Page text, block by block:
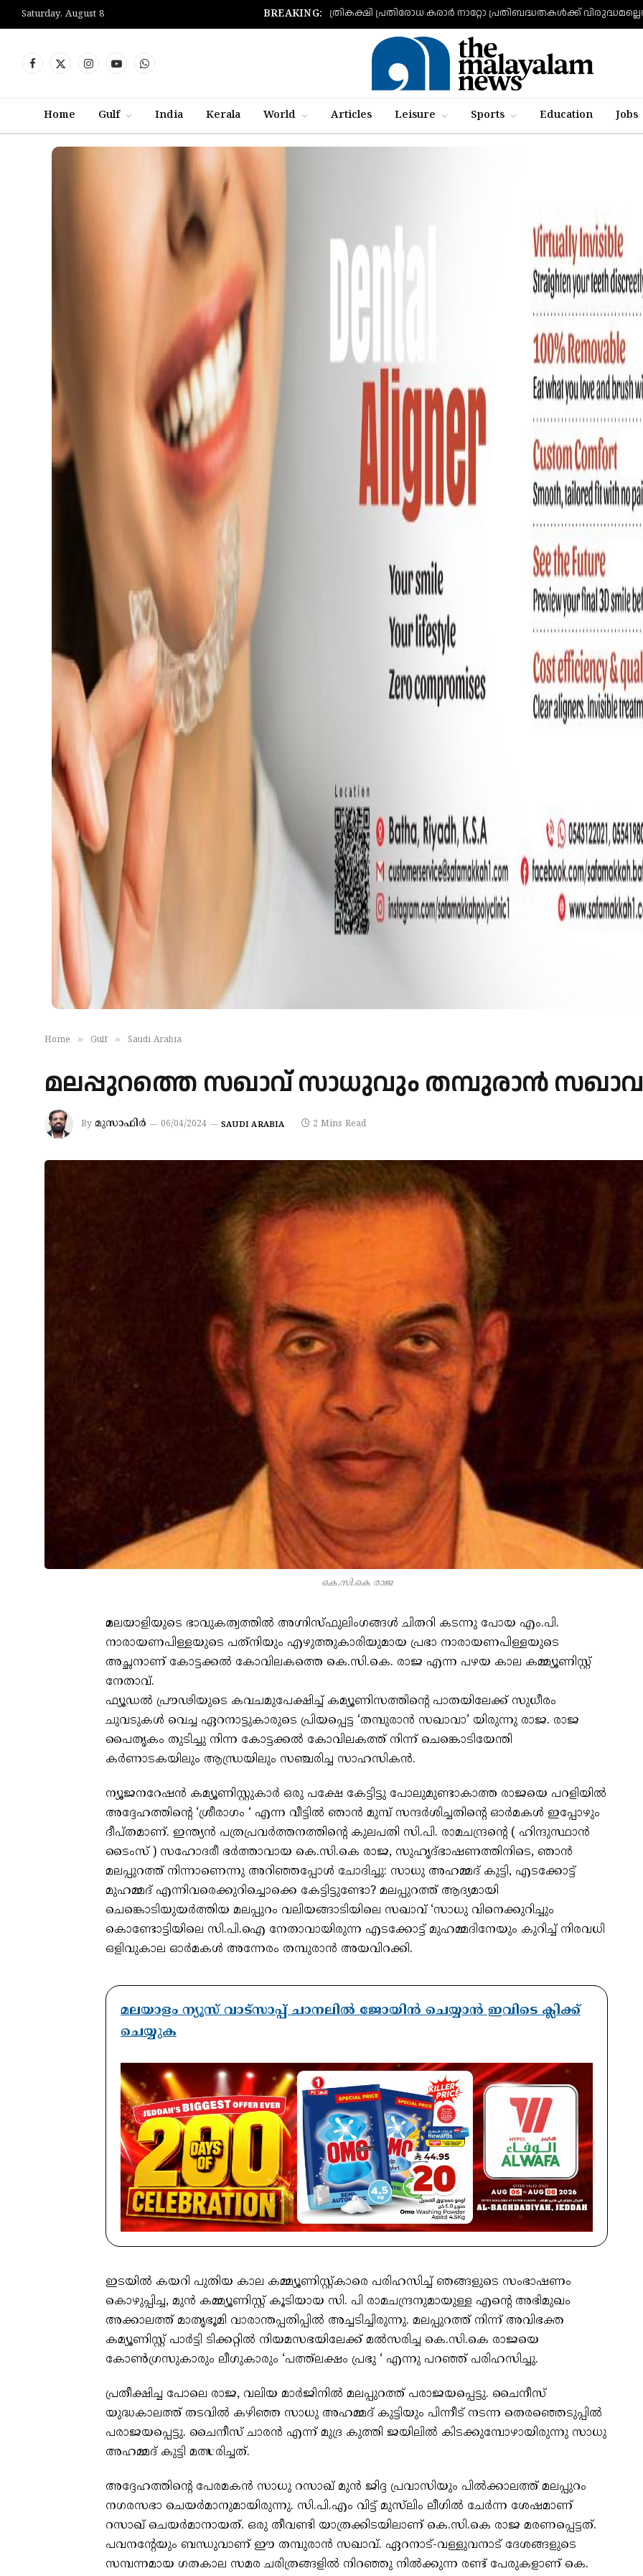
Saturday, August 8 BREAKING: ത്രികക്ഷി പ്രതിരോധ കരാര്‍ നാറ്റോ പ്രതിബദ്ധതകള്‍ക്ക്
Facebook
X
InstagramYouTubeWhatsApp
Home Gulf India Kerala World Articles Leisure Sports Education Jobs
Home » Gulf » Saudi Arabia
മലപ്പുറത്തെ സഖാവ് സാധുവും തമ്പുരാൻ
By മുസാഫിർ 06/04/2024 SAUDI ARABIA 2 Mins Read
കെ.സി.കെ രാജ
മലയാളിയുടെ ഭാവുകത്വത്തിൽ അഗ്നിസ്ഫുലിംഗങ്ങൾ ചിതറി കടന്നു പോയ എം.പി.
നാരായണപിള്ളയുടെ പത്‌നിയും എഴുത്തുകാരിയുമായ പ്രഭാ നാരായണപിള്ളയുടെ
അച്ഛനാണ് കോട്ടക്കൽ കോവിലകത്തെ കെ.സി.കെ. രാജ എന്ന പഴയ കാല കമ്മ്യൂണിസ്റ്റ്‌
നേതാവ്.
ഫ്യൂഡൽ പ്രൗഢിയുടെ കവചമുപേക്ഷിച്ച് കമ്യൂണിസത്തിന്റെ പാതയിലേക്ക് സുധീരം
ചുവടുകൾ വെച്ച ഏറനാട്ടുകാരുടെ പ്രിയപ്പെട്ട ‘തമ്പുരാൻ സഖാവാ’ യിരുന്നു രാജ. രാജ
പൈതൃകം തുടിച്ചു നിന്ന കോട്ടക്കൽ കോവിലകത്ത് നിന്ന് ചെങ്കൊടിയേന്തി
കർണാടകയിലും ആന്ധ്രയിലും സഞ്ചരിച്ച സാഹസികൻ.
ന്യൂജനറേഷൻ കമ്യൂണിസ്റ്റുകാർ ഒരു പക്ഷേ കേട്ടിട്ടു പോലുമുണ്ടാകാത്ത രാജയെ പറളിയിൽ
അദ്ദേഹത്തിന്റെ ‘ശ്രീരാഗം ‘ എന്ന വീട്ടിൽ ഞാൻ മുമ്പ് സന്ദർശിച്ചതിന്റെ ഓർമകൾ ഇപ്പോഴും
ദീപ്തമാണ്. ഇന്ത്യൻ പത്രപ്രവർത്തനത്തിന്റെ കുലപതി സി.പി. രാമചന്ദ്രന്റെ ( ഹിന്ദുസ്ഥാൻ
ടൈംസ് ) സഹോദരീ ഭർത്താവായ കെ.സി.കെ രാജ, സുഹൃദ്ഭാഷണത്തിനിടെ, ഞാൻ
മലപ്പുറത്ത് നിന്നാണെന്നു അറിഞ്ഞപ്പോൾ ചോദിച്ചു: സാധു അഹമ്മദ് കുട്ടി, എടക്കോട്ട്
മുഹമ്മദ് എന്നിവരെക്കുറിച്ചൊക്കെ കേട്ടിട്ടുണ്ടോ? മലപ്പുറത്ത് ആദ്യമായി
ചെങ്കൊടിയുയർത്തിയ മലപ്പുറം വലിയങ്ങാടിയിലെ സഖാവ് ‘സാധു വിനെക്കുറിച്ചും
കൊണ്ടോട്ടിയിലെ സി.പി.ഐ നേതാവായിരുന്ന എടക്കോട്ട് മുഹമ്മദിനേയും കുറിച്ച് നിരവധി
ഒളിവുകാല ഓർമകൾ അന്നേരം തമ്പുരാൻ അയവിറക്കി.
മലയാളം ന്യൂസ് വാട്സാപ്പ് ചാനലിൽ ജോയിൻ ചെയ്യാൻ ഇവിടെ ക്ലിക്ക്
ചെയ്യുക
ഇടയിൽ കയറി പുതിയ കാല കമ്മ്യൂണിസ്റ്റ്‌കാരെ പരിഹസിച്ച് ഞങ്ങളുടെ സംഭാഷണം
കൊഴുപ്പിച്ച, മുൻ കമ്മ്യൂണിസ്റ്റ്‌ കൂടിയായ സി. പി രാമചന്ദ്രനുമായുള്ള എന്റെ അഭിമുഖം
അക്കാലത്ത് മാതൃഭൂമി വാരാന്തപ്പതിപ്പിൽ അച്ചടിച്ചിരുന്നു. മലപ്പുറത്ത് നിന്ന് അവിഭക്ത
കമ്യൂണിസ്റ്റ് പാർട്ടി ടിക്കറ്റിൽ നിയമസഭയിലേക്ക് മൽസരിച്ച കെ.സി.കെ രാജയെ
കോൺഗ്രസുകാരും ലീഗുകാരും ‘പത്ത്‌ലക്ഷം പ്രഭു ‘ എന്നു പറഞ്ഞ് പരിഹസിച്ചു.
പ്രതീക്ഷിച്ച പോലെ രാജ, വലിയ മാർജിനിൽ മലപ്പുറത്ത് പരാജയപ്പെട്ടു. ചൈനീസ്
യുദ്ധകാലത്ത് തടവിൽ കഴിഞ്ഞ സാധു അഹമ്മദ് കുട്ടിയും പിന്നീട് നടന്ന തെരഞ്ഞെടുപ്പിൽ
പരാജയപ്പെട്ടു. ചൈനീസ് ചാരൻ എന്ന് മുദ്ര കുത്തി ജയിലിൽ കിടക്കുമ്പോഴായിരുന്നു സാധു
അഹമ്മദ് കുട്ടി മത്സരിച്ചത്.
അദ്ദേഹത്തിന്റെ പേരമകൻ സാധു റസാഖ് മുൻ ജിദ്ദ പ്രവാസിയും പിൽക്കാലത്ത് മലപ്പുറം
നഗരസഭാ ചെയർമാനുമായിരുന്നു. സി.പി.എം വിട്ട് മുസ്‌ലിം ലീഗിൽ ചേർന്ന ശേഷമാണ്
റസാഖ് ചെയർമാനായത്. ഒരു തീവണ്ടി യാത്രക്കിടയിലാണ് കെ.സി.കെ രാജ മരണപ്പെട്ടത്.
പവനന്റേയും ബന്ധുവാണ് ഈ തമ്പുരാൻ സഖാവ്. ഏറനാട്-വള്ളുവനാട് ദേശങ്ങളുടെ
സമ്പന്നമായ ഗതകാല സമര ചരിത്രങ്ങളിൽ നിറഞ്ഞു നിൽക്കുന്ന രണ്ട് പേരുകളാണ് കെ.